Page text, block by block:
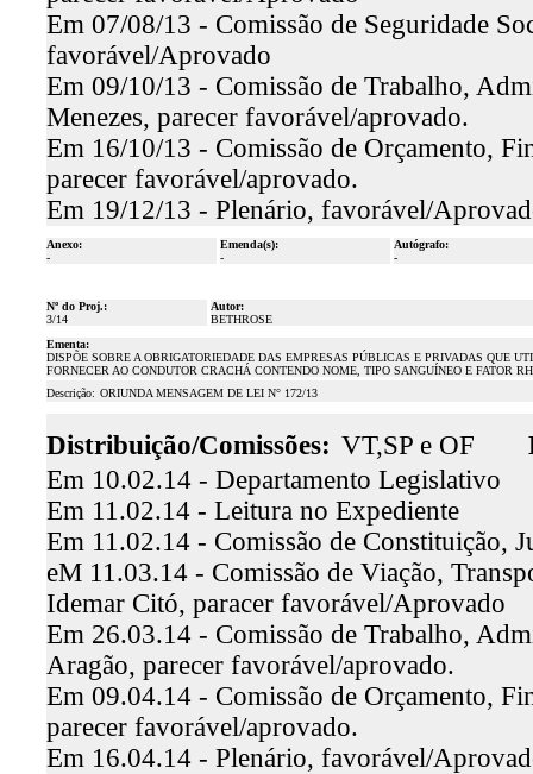
Em 07/08/13 - Comissão de Seguridade
favorável/Aprovado
Em 09/10/13 - Comissão de Trabalho,
Menezes, parecer favorável/aprovado.
Em 16/10/13 - Comissão de Orçamento,
parecer favorável/aprovado.
Em 19/12/13 - Plenário, favorável/
Anexo:
-
Emenda(s):
-
Autógrafo:
-
Nº do Proj.:
3/14
Autor:
BETHROSE
Ementa:
DISPÕE SOBRE A OBRIGATORIEDADE DAS EMPRESAS PÚBLICAS E PRIVADAS QUE
FORNECER AO CONDUTOR CRACHÁ CONTENDO NOME, TIPO SANGUÍNEO E FATOR
Descrição: ORIUNDA MENSAGEM DE LEI N° 172/13
Distribuição/Comissões: VT,SP e OF
Em 10.02.14 - Departamento Legislativo
Em 11.02.14 - Leitura no Expediente
Em 11.02.14 - Comissão de Constituição,
eM 11.03.14 - Comissão de Viação,
Idemar Citó, paracer favorável/Aprovado
Em 26.03.14 - Comissão de Trabalho,
Aragão, parecer favorável/aprovado.
Em 09.04.14 - Comissão de Orçamento,
parecer favorável/aprovado.
Em 16.04.14 - Plenário, favorável/